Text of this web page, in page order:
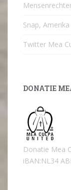
Snap, Amerika
Twitter Mea
DONATIE
Donatie Mea
iBAN:NL34